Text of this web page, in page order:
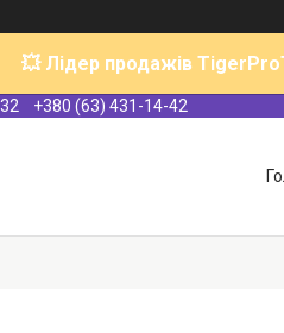
💥 Лідер продажів
+380 (63) 431-14-42